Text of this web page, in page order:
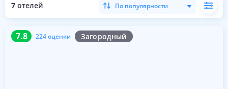
7 отелей По популярности
7.8 224 оценки Загородный
7.8 224 оценки